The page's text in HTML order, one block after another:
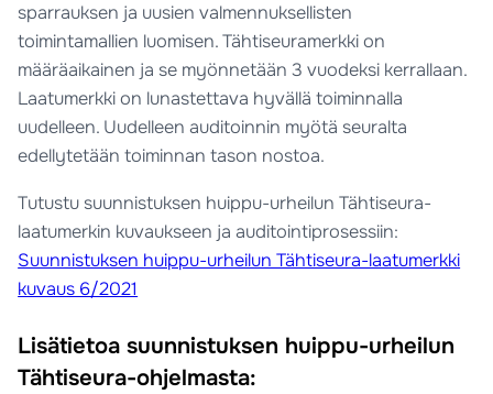
sparrauksen ja uusien valmennuksellisten
toimintamallien luomisen. Tähtiseuramerkki on
määräaikainen ja se myönnetään 3 vuodeksi kerrallaan.
Laatumerkki on lunastettava hyvällä toiminnalla
uudelleen. Uudelleen auditoinnin myötä seuralta
edellytetään toiminnan tason nostoa.
Tutustu suunnistuksen huippu-urheilun Tähtiseura-
laatumerkin kuvaukseen ja auditointiprosessiin:
Suunnistuksen huippu-urheilun Tähtiseura-laatumerkki
kuvaus 6/2021
Lisätietoa suunnistuksen huippu-urheilun
Tähtiseura-ohjelmasta: